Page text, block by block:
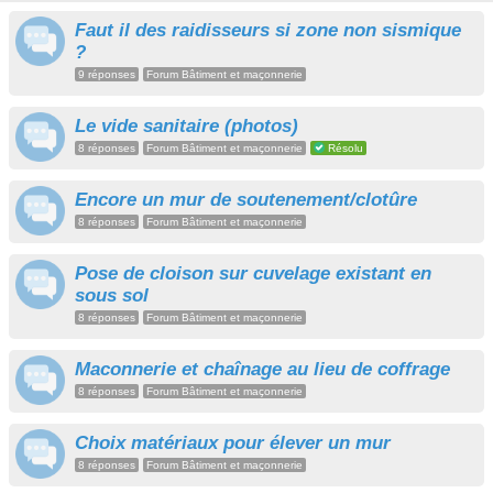
Faut il des raidisseurs si zone non sismique
?
9 réponses Forum Bâtiment et maçonnerie
Le vide sanitaire (photos)
8 réponses Forum Bâtiment et maçonnerie Résolu
Encore un mur de soutenement/clotûre
8 réponses Forum Bâtiment et maçonnerie
Pose de cloison sur cuvelage existant en
sous sol
8 réponses Forum Bâtiment et maçonnerie
Maconnerie et chaînage au lieu de coffrage
8 réponses Forum Bâtiment et maçonnerie
Choix matériaux pour élever un mur
8 réponses Forum Bâtiment et maçonnerie